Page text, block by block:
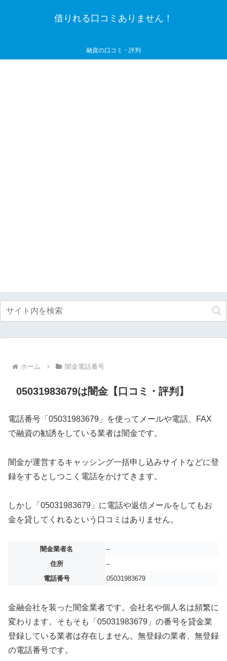
借りれる口コミありません！
融資の口コミ・評判
ホーム 闇金電話番号
05031983679は闇金【口コミ・評判】
電話番号「05031983679」を使ってメールや電話、FAX
で融資の勧誘をしている業者は闇金です。
闇金が運営するキャッシング一括申し込みサイトなどに登
録をするとしつこく電話をかけてきます。
しかし「05031983679」に電話や返信メールをしてもお
金を貸してくれるという口コミはありません。
闇金業者名
–
住所
–
電話番号
05031983679
金融会社を装った闇金業者です。会社名や個人名は頻繁に
変わります。そもそも「05031983679」の番号を貸金業
登録している業者は存在しません。無登録の業者、無登録
の電話番号です。